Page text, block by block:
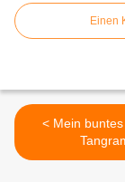
Einen
< Mein buntes Kinder-